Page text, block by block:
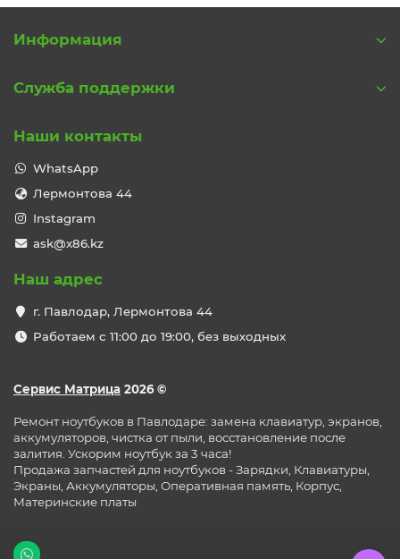
Информация
Служба поддержки
Наши контакты
WhatsApp
Лермонтова 44
Instagram
ask@x86.kz
Наш адрес
г. Павлодар, Лермонтова 44
Работаем с 11:00 до 19:00, без выходных
Сервис Матрица 2026 ©
Ремонт ноутбуков в Павлодаре: замена клавиатур, экранов,
аккумуляторов, чистка от пыли, восстановление после
залития. Ускорим ноутбук за 3 часа!
Продажа запчастей для ноутбуков - Зарядки, Клавиатуры,
Экраны, Аккумуляторы, Оперативная память, Корпус,
Материнские платы